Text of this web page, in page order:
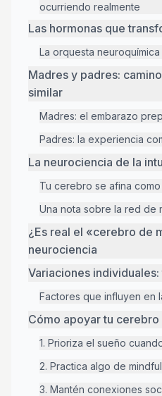
ocurriendo realmente
Las hormonas que
La orquesta neuroquímica
Madres y padres:
similar
Madres: el embarazo
Padres: la experiencia
La neurociencia de la
Tu cerebro se afina
Una nota sobre la red de
¿Es real el «cerebro de
neurociencia
Variaciones
Factores que influyen en
Cómo apoyar tu cerebro
1. Prioriza el sueño
2. Practica algo de
3. Mantén conexiones